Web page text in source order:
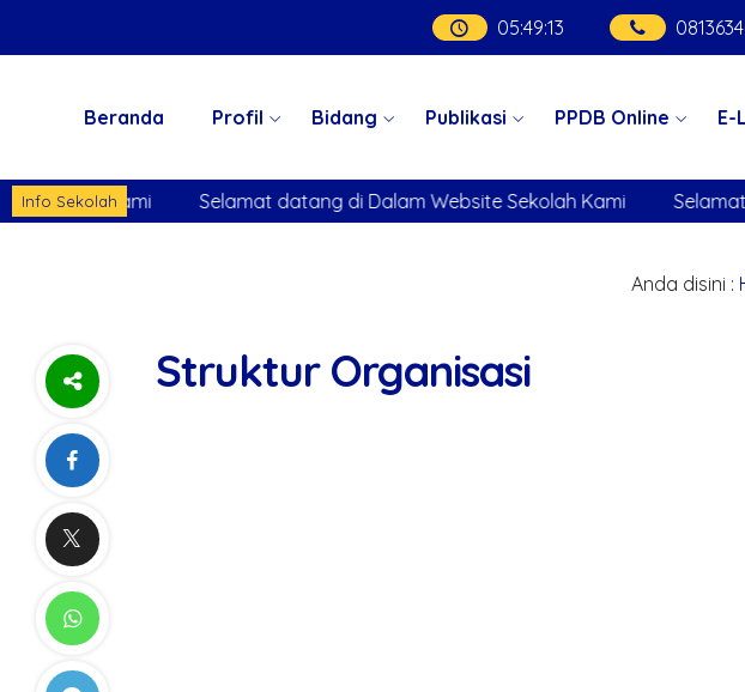
05:49:13
Beranda Profil Bidang Publikasi PPDB Online E-
Info Sekolah
Kami Selamat datang di Dalam Website Sekolah Kami Selamat
Anda disini :
Struktur Organisasi